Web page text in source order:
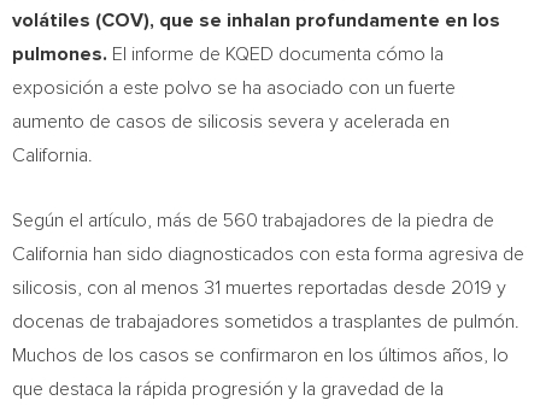
volátiles (COV), que se inhalan profundamente en los
pulmones. El informe de KQED documenta cómo la
exposición a este polvo se ha asociado con un fuerte
aumento de casos de silicosis severa y acelerada en
California.
Según el artículo, más de 560 trabajadores de la piedra de
California han sido diagnosticados con esta forma agresiva de
silicosis, con al menos 31 muertes reportadas desde 2019 y
docenas de trabajadores sometidos a trasplantes de pulmón.
Muchos de los casos se confirmaron en los últimos años, lo
que destaca la rápida progresión y la gravedad de la